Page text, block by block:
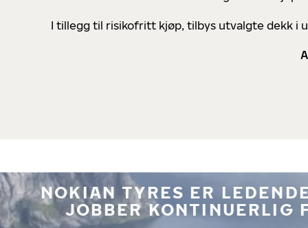
I tillegg til risikofritt kjøp, tilbys utvalgte dekk i
NOKIAN TYRES ER
JOBBER KONTINUERLIG